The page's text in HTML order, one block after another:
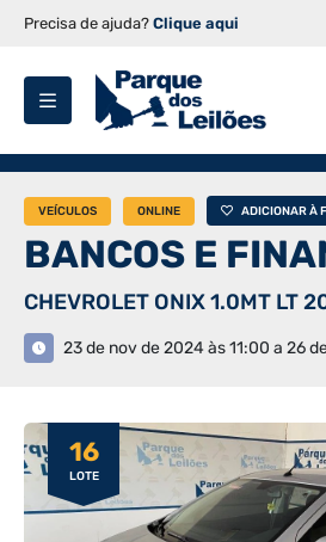
Precisa de ajuda? Clique aqui
VEÍCULOS ONLINE ADICIONAR À
BANCOS E
CHEVROLET ONIX 1.0MT LT
23 de nov de 2024 às 11:00 a 26
16
LOTE